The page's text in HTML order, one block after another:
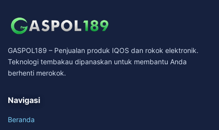
GASPOL189 – Penjualan produk IQOS dan rokok elektronik.
Teknologi tembakau dipanaskan untuk membantu Anda
berhenti merokok.
Navigasi
Beranda